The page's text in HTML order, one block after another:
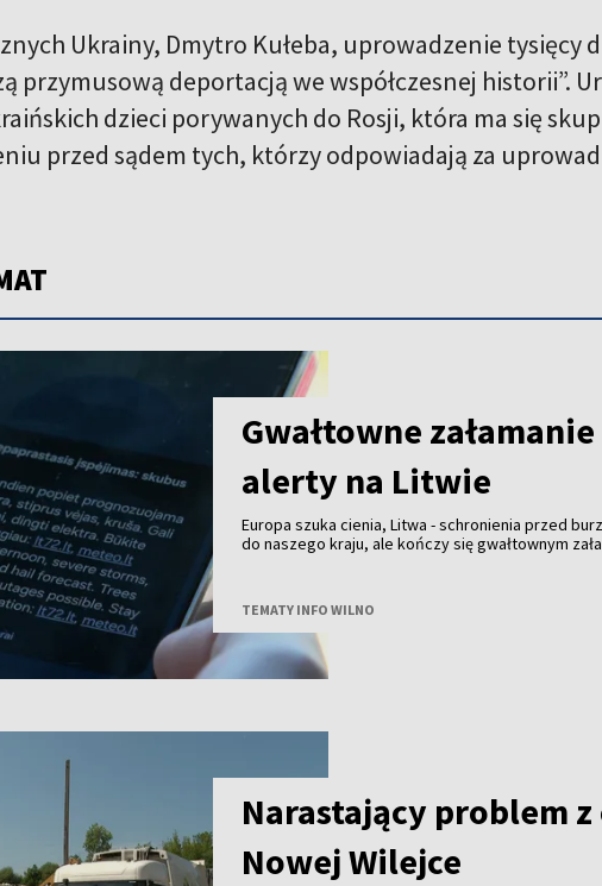
Ukrainy, Dmytro Kułeba, uprowadzenie tysięcy
przymusową deportacją we współczesnej historii”.
dzieci porywanych do Rosji, która ma się
przed sądem tych, którzy odpowiadają za
Gwałtowne
alerty na Litwie
Europa szuka cienia, Litwa - schronienia przed
do naszego kraju, ale kończy się gwałtownym
TEMATY INFO WILNO
Narastający problem
Nowej Wilejce